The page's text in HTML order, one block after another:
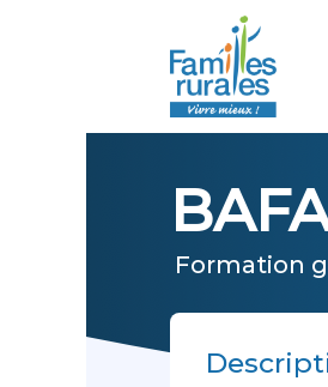
Formation
Panneau de gestion des cookies